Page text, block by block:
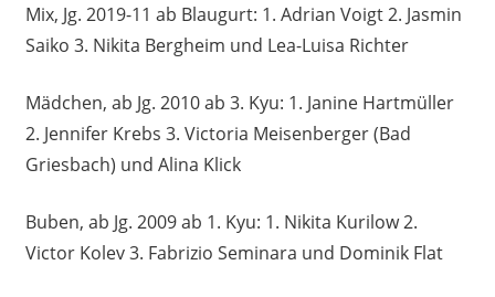
Mix, Jg. 2019-11 ab Blaugurt: 1. Adrian Voigt 2. Jasmin
Saiko 3. Nikita Bergheim und Lea-Luisa Richter
Mädchen, ab Jg. 2010 ab 3. Kyu: 1. Janine Hartmüller
2. Jennifer Krebs 3. Victoria Meisenberger (Bad
Griesbach) und Alina Klick
Buben, ab Jg. 2009 ab 1. Kyu: 1. Nikita Kurilow 2.
Victor Kolev 3. Fabrizio Seminara und Dominik Flat